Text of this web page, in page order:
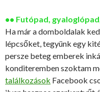
•• Futópad,
Ha már a domboldalak
lépcsőket, tegyünk egy
persze beteg emberek
konditeremben szoktam
találkozások Facebook